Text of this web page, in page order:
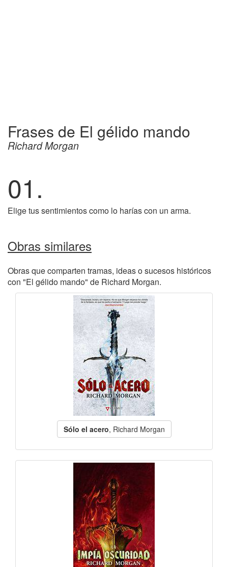
Frases de El gélido mando
Richard Morgan
01.
Elige tus sentimientos como lo harías con un arma.
Obras similares
Obras que comparten tramas, ideas o sucesos históricos
con "El gélido mando" de Richard Morgan.
Sólo el acero, Richard Morgan